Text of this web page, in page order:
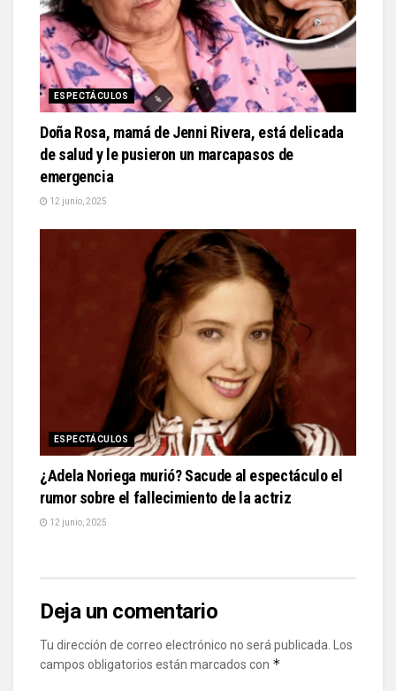
ESPECTÁCULOS
Doña Rosa, mamá de Jenni Rivera, está delicada
de salud y le pusieron un marcapasos de
emergencia
12 junio, 2025
ESPECTÁCULOS
¿Adela Noriega murió? Sacude al espectáculo el
rumor sobre el fallecimiento de la actriz
12 junio, 2025
Deja un comentario
Tu dirección de correo electrónico no será publicada.
Los
campos obligatorios están marcados con *